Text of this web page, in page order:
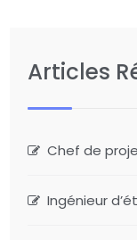
Articles
Chef de
Ingénieur